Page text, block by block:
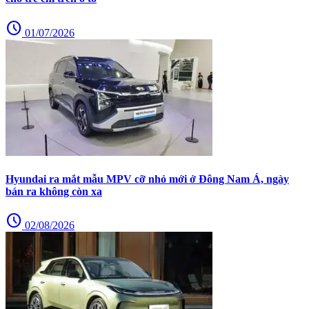
schedule 01/07/2026
Hyundai ra mắt mẫu MPV cỡ nhỏ mới ở Đông Nam Á, ngày
bán ra không còn xa
schedule 02/08/2026